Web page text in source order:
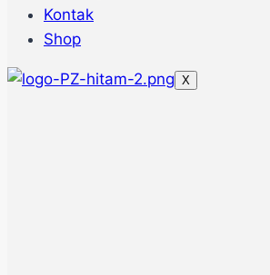
Kontak
Shop
X